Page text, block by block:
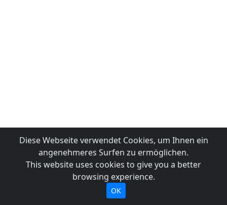
Diese Webseite verwendet Cookies, um Ihnen ein
angenehmeres Surfen zu ermöglichen.
This website uses cookies to give you a better
browsing experience.
OK